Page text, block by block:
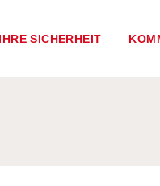
IHRE SICHERHEIT